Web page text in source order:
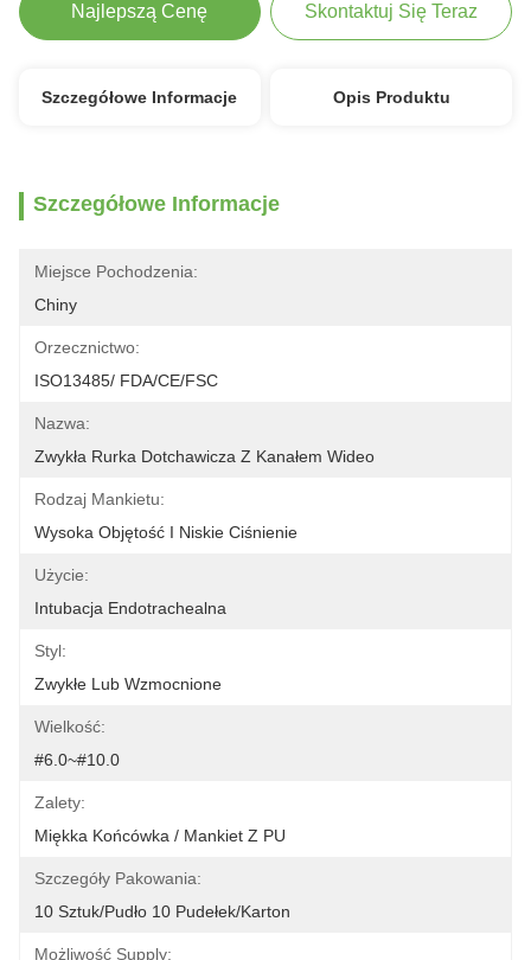
Najlepszą Cenę Skontaktuj Się Teraz
Szczegółowe Informacje Opis Produktu
Szczegółowe Informacje
Miejsce Pochodzenia:
Chiny
Orzecznictwo:
ISO13485/ FDA/CE/FSC
Nazwa:
Zwykła Rurka Dotchawicza Z Kanałem Wideo
Rodzaj Mankietu:
Wysoka Objętość I Niskie Ciśnienie
Użycie:
Intubacja Endotrachealna
Styl:
Zwykłe Lub Wzmocnione
Wielkość:
#6.0~#10.0
Zalety:
Miękka Końcówka / Mankiet Z PU
Szczegóły Pakowania:
10 Sztuk/pudło 10 Pudełek/karton
Możliwość Supply: